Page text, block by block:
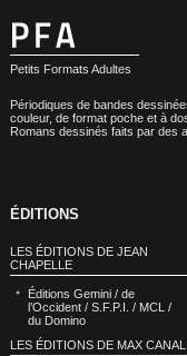
Petits Formats Adultes
Périodiques de bandes
couleur, de format poche et à
Romans dessinés faits par des
ÉDITIONS
LES ÉDITIONS DE JEAN
CHAPELLE
Éditions Gemini / de
l’Occident / S.F.P.I. / MCL /
du Domino
LES ÉDITIONS DE MAX CANAL